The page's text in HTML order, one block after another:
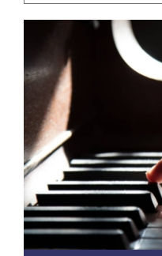
TAGUNGEN & FEIERN
ALTÖTTING & UMGEBUNG
WISSENSWERTES
GUTSCHEINE
ANGEBOTE